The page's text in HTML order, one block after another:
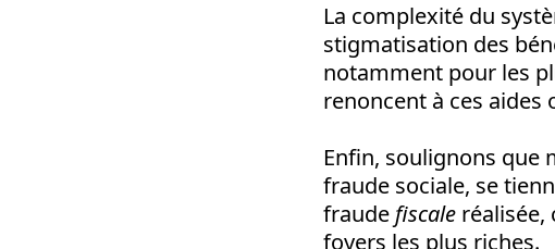
La complexité du
stigmatisation des
notamment pour les
renoncent à ces
Enfin, soulignons que
fraude sociale, se
fraude fiscale réalisée,
foyers les plus riches.